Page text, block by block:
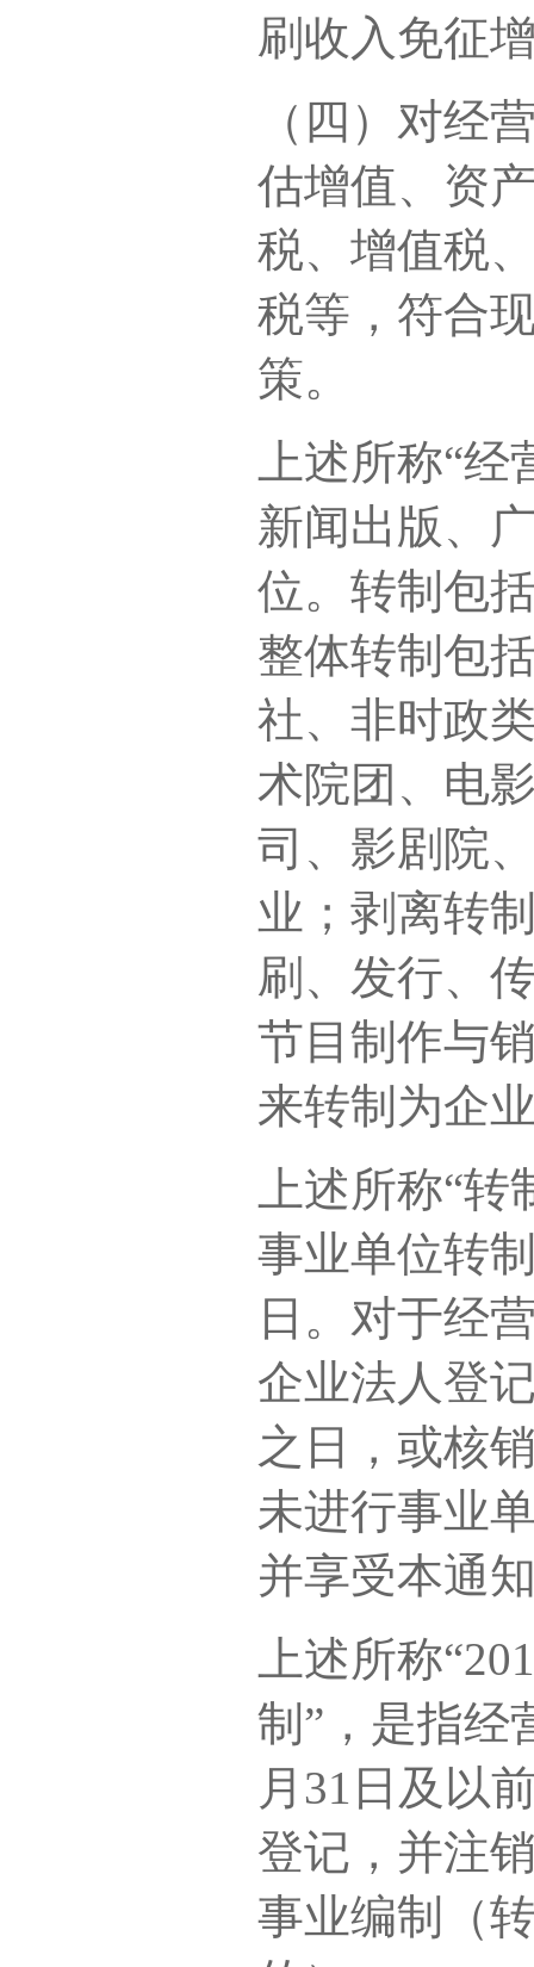
刷收入免征
（四）对经
估增值、资
税、增值税
税等，符合
策。
上述所称“
新闻出版、
位。转制包
整体转制包
社、非时政
术院团、电
司、影剧院
业；剥离转
刷、发行、
节目制作与
来转制为企
上述所称“
事业单位转
日。对于经
企业法人登
之日，或核
未进行事业
并享受本通
上述所称
制”，是指经
月31日及以
登记，并注
事业编制（